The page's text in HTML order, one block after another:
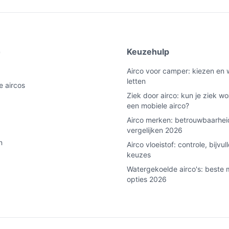
voor jouw raamtype en -afmetingen.
voor koelen van kleinere ruimtes tot
voor wanneer dit apparaat voldoende
apparaat kunt plaatsen; meet voordat je
meegeleverd zodat je geen vaste installatie
de specificatie efficiënt ontworpen is
aircos
Keuzehulp
Airco voor camper: kiezen en
letten
Ziek door airco: kun je ziek
een mobiele airco?
Airco merken:
vergelijken 2026
Airco vloeistof: controle,
keuzes
Watergekoelde airco's: beste
opties 2026